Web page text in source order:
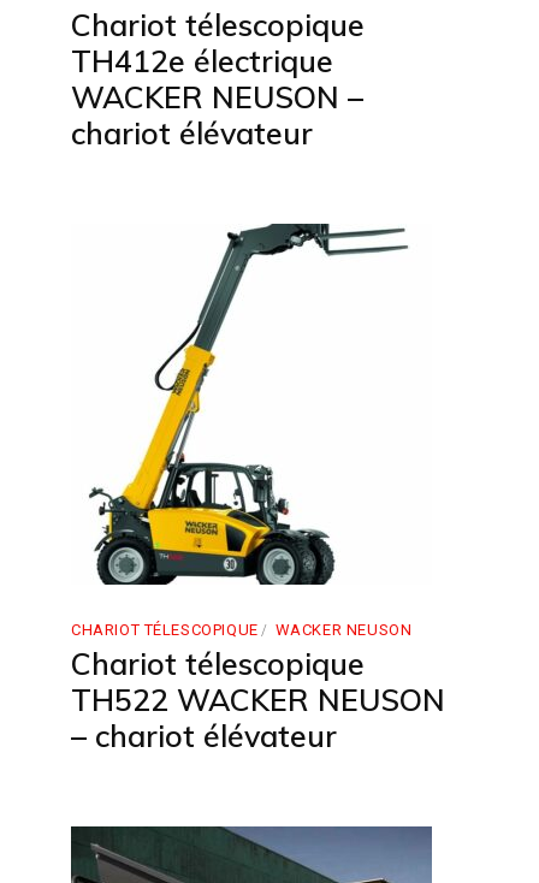
Chariot télescopique
TH412e électrique
WACKER NEUSON –
chariot élévateur
CHARIOT TÉLESCOPIQUE WACKER NEUSON
Chariot télescopique
TH522 WACKER NEUSON
– chariot élévateur